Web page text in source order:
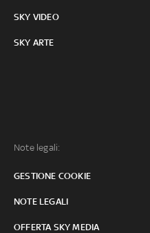
SKY VIDEO
SKY ARTE
Note legali:
GESTIONE COOKIE
NOTE LEGALI
OFFERTA SKY MEDIA